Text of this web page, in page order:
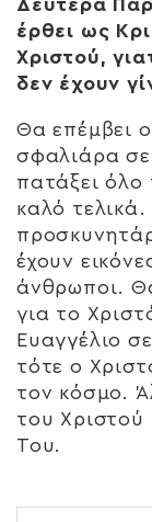
Δευτέρα
έρθει ως
Χριστού,
δεν έχουν
Θα επέμβει
σφαλιάρα
πατάξει όλο
καλό
έχουν
άνθρωποι.
για το
Ευαγγέλιο
τότε ο
τον κόσμο.
του
Του.